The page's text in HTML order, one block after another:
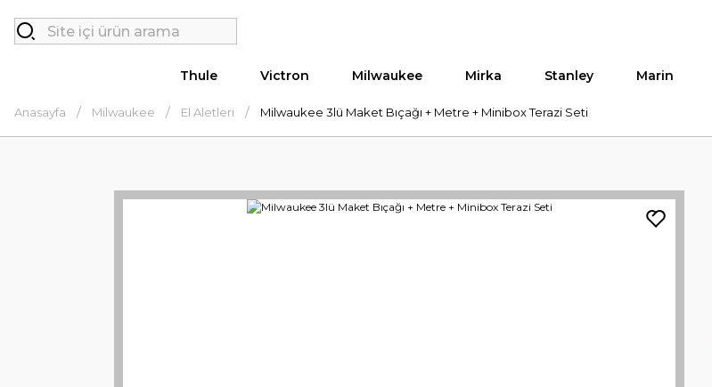
Thule Victron Milwaukee Mirka Stanley Marin
Anasayfa Milwaukee El Aletleri Milwaukee 3lü Maket Bıçağı + Metre + Minibox Terazi Seti